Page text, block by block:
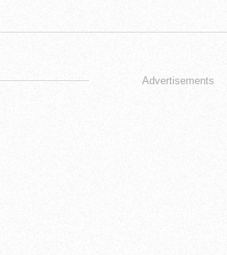
Advertisements